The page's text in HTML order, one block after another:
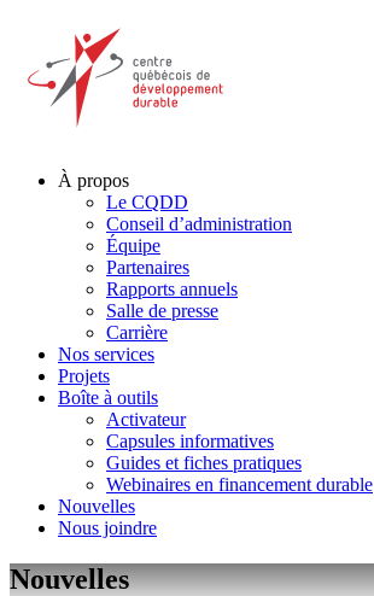
À propos
Le CQDD
Conseil d’administration
Équipe
Partenaires
Rapports annuels
Salle de presse
Carrière
Nos services
Projets
Boîte à outils
Activateur
Capsules informatives
Guides et fiches pratiques
Webinaires en financement durable
Nouvelles
Nous joindre
Nouvelles